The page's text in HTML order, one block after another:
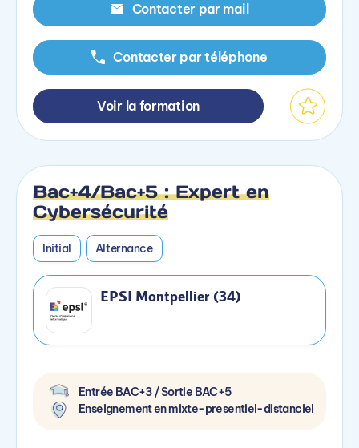
Contacter par mail
Contacter par téléphone
Voir la formation
Bac+4/Bac+5 : Expert en
Cybersécurité
Initial Alternance
EPSI Montpellier (34)
Entrée BAC+3 / Sortie BAC+5
Enseignement en mixte-presentiel-distanciel